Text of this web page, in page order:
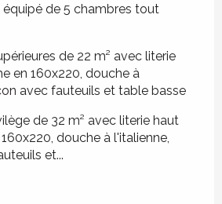
de 5 chambres tout
de 22 m² avec literie
en 160x220, douche à
avec fauteuils et table basse
de 32 m² avec literie haut
douche à l'italienne,
et...